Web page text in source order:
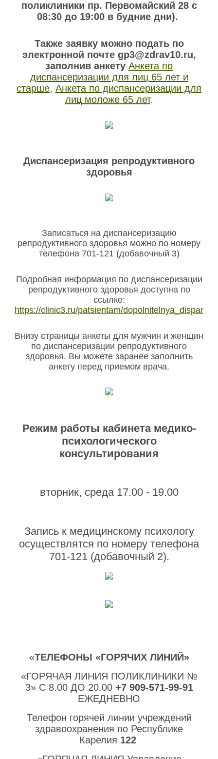
поликлиники пр. Первомайский 28 с
08:30 до 19:00 в будние дни).
Также заявку можно подать по
электронной почте gp3@zdrav10.ru,
заполнив анкету Анкета по
диспансеризации для лиц 65 лет и
старше, Анкета по диспансеризации для
лиц моложе 65 лет.
Диспансеризация репродуктивного
здоровья
Записаться на диспансеризацию
репродуктивного здоровья можно по номеру
телефона 701-121 (добавочный 3)
Подробная информация по диспансеризации
репродуктивного здоровья доступна по
ссылке:
https://clinic3.ru/patsientam/
Внизу страницы анкеты для мужчин и женщин
по диспансеризации репродуктивного
здоровья. Вы можете заранее заполнить
анкету перед приемом врача.
Режим работы кабинета медико-
психологического
консультирования
вторник, среда 17.00 - 19.00
Запись к медицинскому психологу
осуществлятся по номеру телефона
701-121 (добавочный 2).
«ТЕЛЕФОНЫ «ГОРЯЧИХ ЛИНИЙ»
«ГОРЯЧАЯ ЛИНИЯ ПОЛИКЛИНИКИ №
3» С 8.00 ДО 20.00 +7 909-571-99-91
ЕЖЕДНЕВНО
Телефон горячей линии учреждений
здравоохранения по Республике
Карелия 122